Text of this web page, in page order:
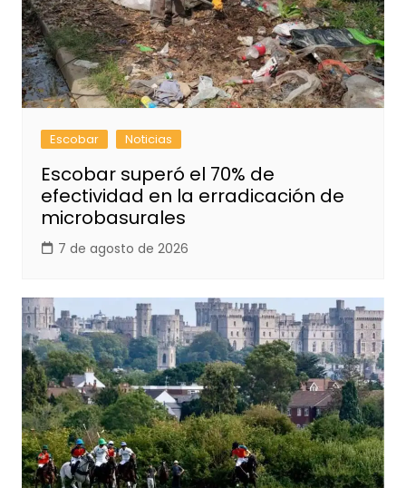
Escobar Noticias
Escobar superó el 70% de
efectividad en la erradicación de
microbasurales
7 de agosto de 2026